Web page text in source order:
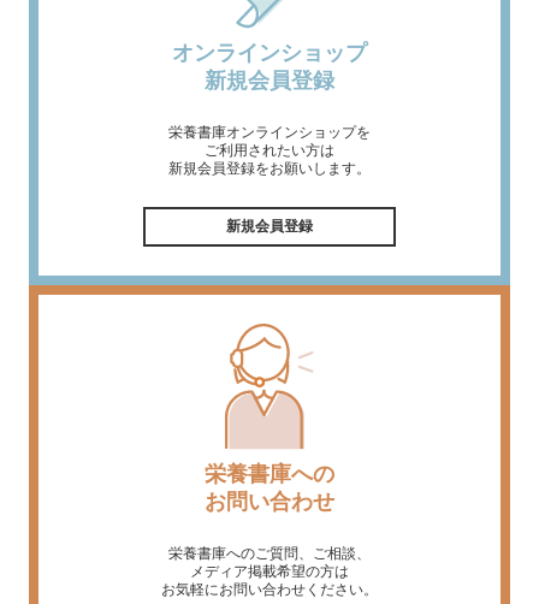
オンラインショップ
新規会員登録
栄養書庫オンラインショップを
ご利用されたい方は
新規会員登録をお願いします。
新規会員登録
栄養書庫への
お問い合わせ
栄養書庫へのご質問、ご相談、
メディア掲載希望の方は
お気軽にお問い合わせください。